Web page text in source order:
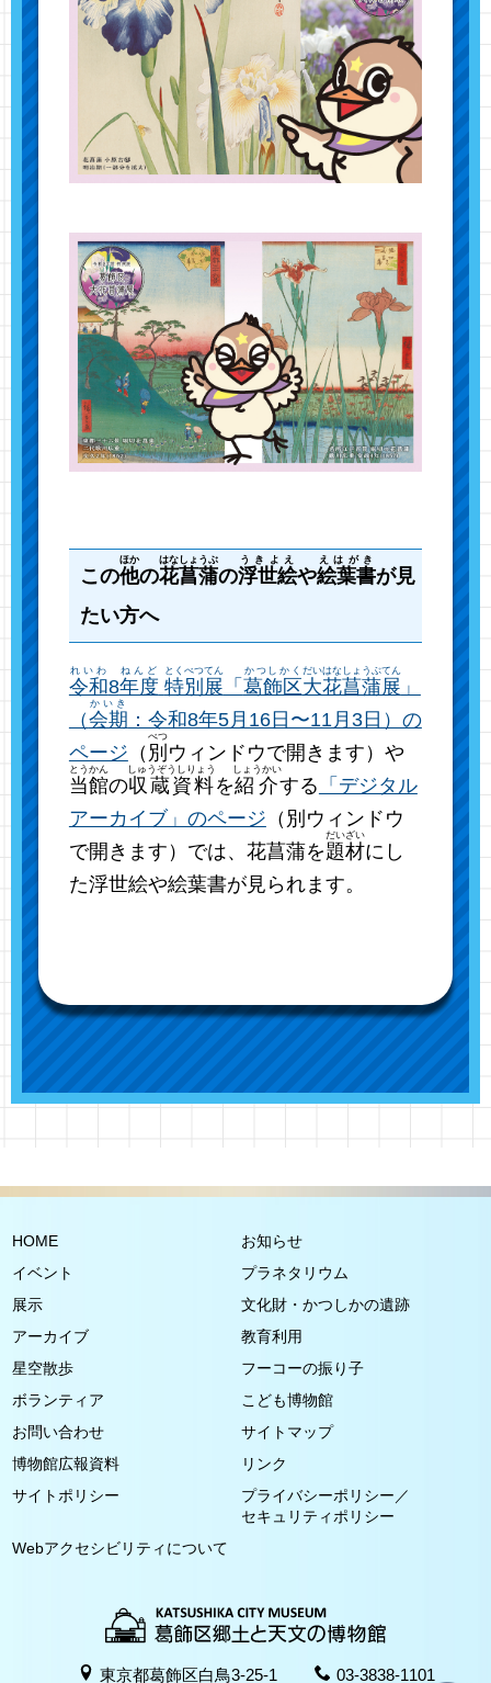
この他
ほか
の花菖蒲
はなしょうぶ
の浮世絵
うきよえ
や絵葉書
えはがき
が見
たい方へ
令和
れいわ
8年度
ねんど
特別展
とくべつてん
「 葛飾区
かつしかく
大花菖蒲展
だいはなしょうぶてん
」
（会期
かいき
：令和8年5月16日〜11月3日）の
ページ （ 別
べつ
ウィンドウで開きます）や
当館
とうかん
の収蔵資料
しゅうぞうしりょう
を紹介
しょうかい
する 「デジタル
アーカイブ」のページ （別ウィンドウ
で開きます）では、花菖蒲を題材
だいざい
にし
た浮世絵や絵葉書が見られます。
HOME
お知らせ
イベント
プラネタリウム
展示
文化財・かつしかの遺跡
アーカイブ
教育利用
星空散歩
フーコーの振り子
ボランティア
こども博物館
お問い合わせ
サイトマップ
博物館広報資料
リンク
サイトポリシー
プライバシーポリシー／
セキュリティポリシー
Webアクセシビリティについて
東京都葛飾区白鳥3-25-1 03-3838-1101